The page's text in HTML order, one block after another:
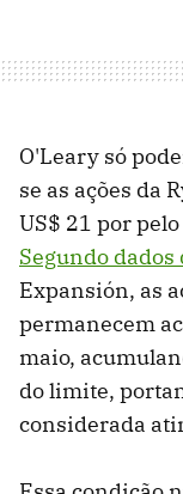
O'Leary só
se as ações da
US$ 21 por
Segundo
Expansión, as
permanecem
maio,
do limite,
considerada